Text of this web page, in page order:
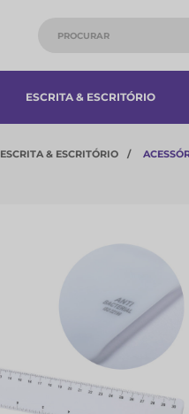
ESCRITA & ESCRITÓRIO
ESCRITA & ESCRITÓRIO